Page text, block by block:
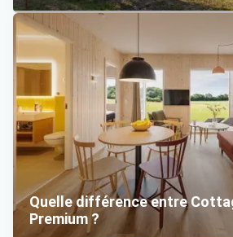
Quelle différence entre
Premium ?